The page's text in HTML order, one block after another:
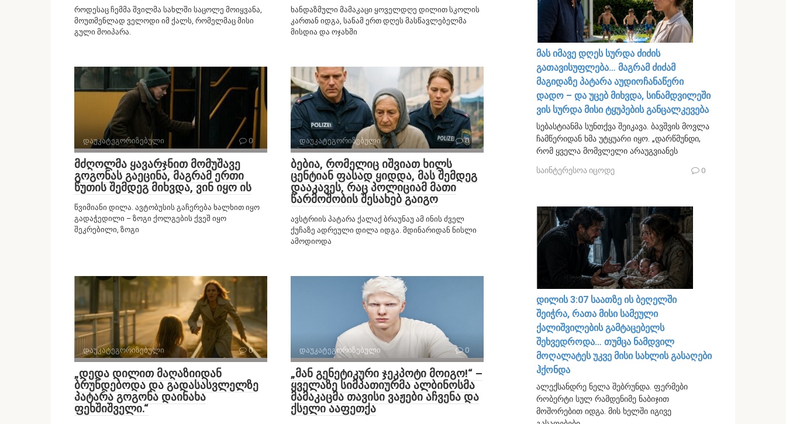
როდესაც ჩემმა შვილმა სახლში საცოლე მოიყვანა,
მოუთმენლად ველოდი იმ ქალს, რომელმაც მისი
გული მოიპარა.
ხანდაზმული მამაკაცი ყოველდღე დილით სკოლის
კართან იდგა, სანამ ერთ დღეს მასწავლებელმა
მისდია და ოჯახში
დაუკატეგორიზებული 0
მძღოლმა ყავარჯნით მომუშავე
გოგონას გაეცინა, მაგრამ ერთი
წუთის შემდეგ მიხვდა, ვინ იყო ის
წვიმიანი დილა. ავტობუსის გაჩერება ხალხით იყო
გადაჭედილი – ზოგი ქოლგების ქვეშ იყო
შეკრებილი, ზოგი
დაუკატეგორიზებული 0
ბებია, რომელიც იშვიათ ხილს
ცენტიან ფასად ყიდდა, მას შემდეგ
დააკავეს, რაც პოლიციამ მათი
წარმოშობის შესახებ გაიგო
ავსტრიის პატარა ქალაქ ბრაუნაუ ამ ინის ძველ
ქუჩაზე ადრეული დილა იდგა. მდინარიდან ნისლი
ამოდიოდა
დაუკატეგორიზებული 0
„დედა დილით მაღაზიიდან
ბრუნდებოდა და გადასასვლელზე
პატარა გოგონა დაინახა
ფეხშიშველი.“
დაუკატეგორიზებული 0
„მან გენეტიკური ჯეკპოტი მოიგო!“ –
ყველაზე სიმპათიურმა ალბინოსმა
მამაკაცმა თავისი ვაჟები აჩვენა და
ქსელი ააფეთქა
მას იმავე დღეს სურდა ძიძის
გათავისუფლება… მაგრამ ძიძამ
მაგიდაზე პატარა აუდიოჩანაწერი
დადო – და უცებ მიხვდა, სინამდვილეში
ვის სურდა მისი ტყუპების განცალკევება
სებასტიანმა სუნთქვა შეიკავა. ბავშვის მოვლა
ჩამწერიდან ხმა უტყუარი იყო. „დარწმუნდი,
რომ ყველა მომვლელი არაუგვიანეს
საინტერესოა იცოდე 0
დილის 3:07 საათზე ის ბეღელში
შეიჭრა, რათა მისი სამეული
ქალიშვილების გამტაცებელს
შეხვედროდა… თუმცა ნამდვილ
მოღალატეს უკვე მისი სახლის გასაღები
ჰქონდა
ალექსანდრე ნელა შებრუნდა. ფერმები
რობერტი სულ რამდენიმე ნაბიჯით
მოშორებით იდგა. მის ხელში იგივე